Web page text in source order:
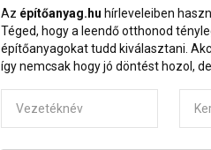
Az építőanyag.hu hírleveleiben
Téged, hogy a leendő otthonod
építőanyagokat tudd kiválasztani.
így nemcsak hogy jó döntést hozol,